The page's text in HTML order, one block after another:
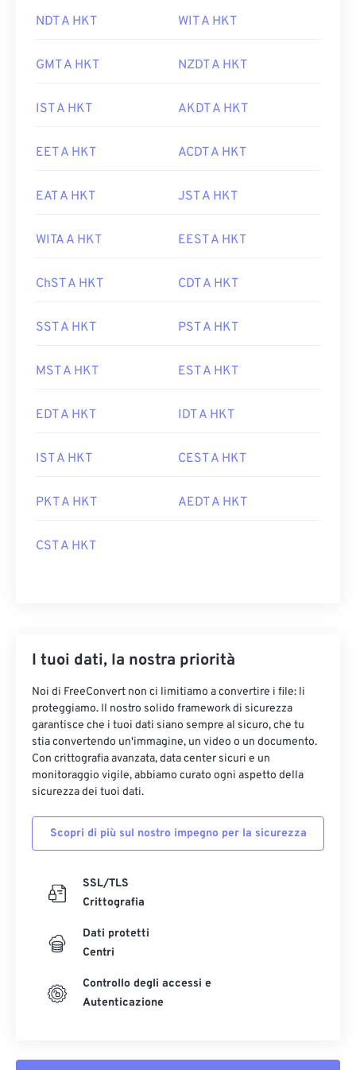
NDT A HKT WIT A HKT
GMT A HKT NZDT A HKT
IST A HKT AKDT A HKT
EET A HKT ACDT A HKT
EAT A HKT JST A HKT
WITA A HKT EEST A HKT
ChST A HKT CDT A HKT
SST A HKT PST A HKT
MST A HKT EST A HKT
EDT A HKT IDT A HKT
IST A HKT CEST A HKT
PKT A HKT AEDT A HKT
CST A HKT
I tuoi dati, la nostra priorità
Noi di FreeConvert non ci limitiamo a convertire i file: li
proteggiamo. Il nostro solido framework di sicurezza
garantisce che i tuoi dati siano sempre al sicuro, che tu
stia convertendo un'immagine, un video o un documento.
Con crittografia avanzata, data center sicuri e un
monitoraggio vigile, abbiamo curato ogni aspetto della
sicurezza dei tuoi dati.
Scopri di più sul nostro impegno per la sicurezza
SSL/TLS
Crittografia
Dati protetti
Centri
Controllo degli accessi e
Autenticazione